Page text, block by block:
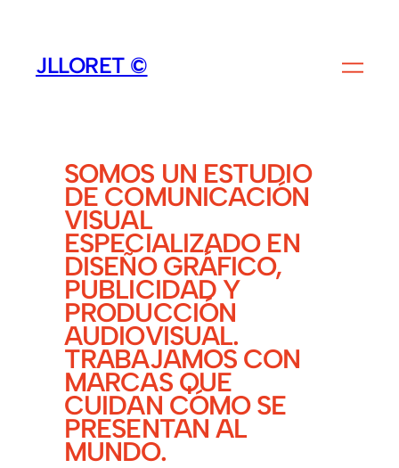
CONTENIDO
JLLORET ©
SOMOS UN ESTUDIO
DE COMUNICACIÓN
VISUAL
ESPECIALIZADO EN
DISEÑO GRÁFICO,
PUBLICIDAD Y
PRODUCCIÓN
AUDIOVISUAL.
TRABAJAMOS CON
MARCAS QUE
CUIDAN CÓMO SE
PRESENTAN AL
MUNDO.